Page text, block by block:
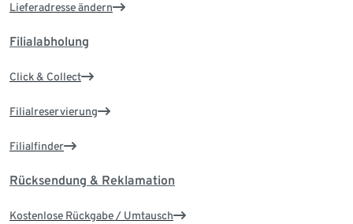
Lieferadresse ändern
Filialabholung
Click & Collect
Filialreservierung
Filialfinder
Rücksendung & Reklamation
Kostenlose Rückgabe / Umtausch